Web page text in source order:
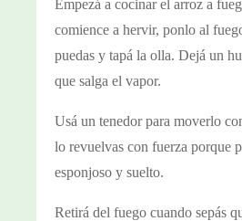
Empezá a cocinar el arroz a
comience a hervir, ponlo al
puedas y tapá la olla. Dejá un
que salga el vapor.
Usá un tenedor para moverlo
lo revuelvas con fuerza porque
esponjoso y suelto.
Retirá del fuego cuando sepás